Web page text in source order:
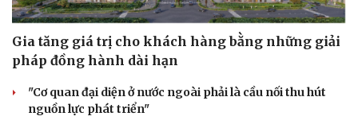
Gia tăng giá trị cho khách hàng bằng những giải
pháp đồng hành dài hạn
"Cơ quan đại diện ở nước ngoài phải là cầu nối thu hút
nguồn lực phát triển"